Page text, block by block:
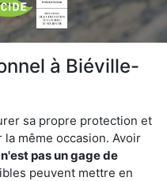
à Biéville-
sa propre protection et
même occasion. Avoir
pas un gage de
peuvent mettre en